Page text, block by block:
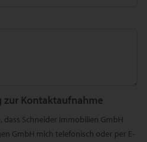
Kontaktaufnahme
Schneider Immobilien GmbH
GmbH mich telefonisch oder per E-